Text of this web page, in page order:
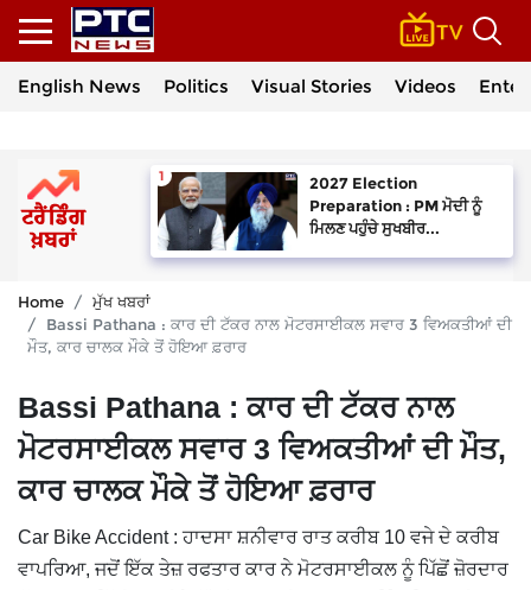
English News Politics Visual Stories Videos
2027 Election
Preparation : PM ਮੋਦੀ ਨੂੰ
ਮਿਲਣ ਪਹੁੰਚੇ ਸੁਖਬੀਰ...
Home
ਮੁੱਖ ਖਬਰਾਂ
Bassi Pathana : ਕਾਰ ਦੀ ਟੱਕਰ ਨਾਲ ਮੋਟਰਸਾਈਕਲ ਸਵਾਰ 3 ਵਿਅਕਤੀਆਂ ਦੀ
ਮੌਤ, ਕਾਰ ਚਾਲਕ ਮੌਕੇ ਤੋਂ ਹੋਇਆ ਫ਼ਰਾਰ
Bassi Pathana : ਕਾਰ ਦੀ ਟੱਕਰ ਨਾਲ
ਮੋਟਰਸਾਈਕਲ ਸਵਾਰ 3 ਵਿਅਕਤੀਆਂ ਦੀ ਮੌਤ,
ਕਾਰ ਚਾਲਕ ਮੌਕੇ ਤੋਂ ਹੋਇਆ ਫ਼ਰਾਰ
Car Bike Accident : ਹਾਦਸਾ ਸ਼ਨੀਵਾਰ ਰਾਤ ਕਰੀਬ 10 ਵਜੇ ਦੇ ਕਰੀਬ
ਵਾਪਰਿਆ, ਜਦੋਂ ਇੱਕ ਤੇਜ਼ ਰਫਤਾਰ ਕਾਰ ਨੇ ਮੋਟਰਸਾਈਕਲ ਨੂੰ ਪਿੱਛੋਂ ਜ਼ੋਰਦਾਰ